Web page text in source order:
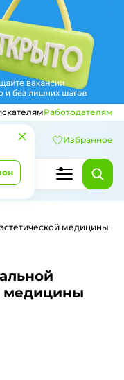
Работодателям
Избранное
медицины
медицины